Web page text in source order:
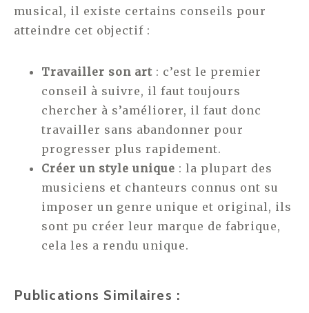
musical, il existe certains conseils pour
atteindre cet objectif :
Travailler son art : c’est le premier
conseil à suivre, il faut toujours
chercher à s’améliorer, il faut donc
travailler sans abandonner pour
progresser plus rapidement.
Créer un style unique : la plupart des
musiciens et chanteurs connus ont su
imposer un genre unique et original, ils
sont pu créer leur marque de fabrique,
cela les a rendu unique.
Publications Similaires :